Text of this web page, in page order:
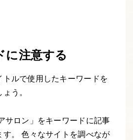
に注意する
ルで使用したキーワードを
う。
サロン」をキーワードに記事
す。 色々なサイトを調べなが